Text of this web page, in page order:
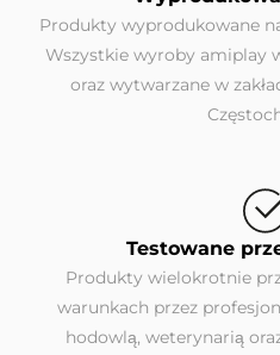
Produkty wyprodukowane
Wszystkie wyroby amiplay
oraz wytwarzane w
Testowane
Produkty wielokrotnie
warunkach przez
hodowlą, weterynarią